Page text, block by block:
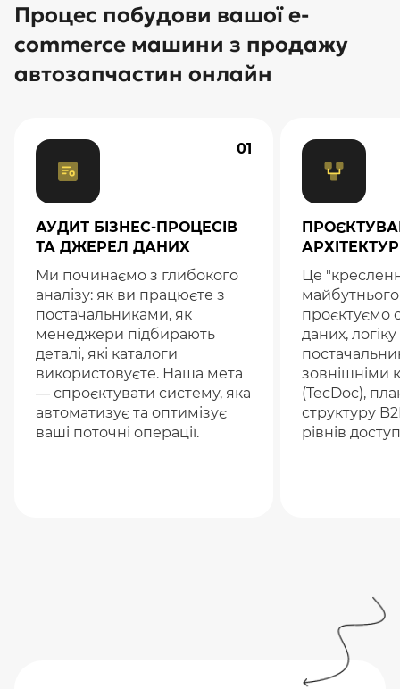
Процес побудови вашої e-
commerce машини з продажу
автозапчастин онлайн
01
АУДИТ БІЗНЕС-ПРОЦЕСІВ
ТА ДЖЕРЕЛ ДАНИХ
Ми починаємо з глибокого
аналізу: як ви працюєте з
постачальниками, як
менеджери підбирають
деталі, які каталоги
використовуєте. Наша мета
— спроєктувати систему, яка
автоматизує та оптимізує
ваші поточні операції.
Це
проєктуємо
даних, логіку
зовнішніми
(TecDoc),
структуру
рівнів